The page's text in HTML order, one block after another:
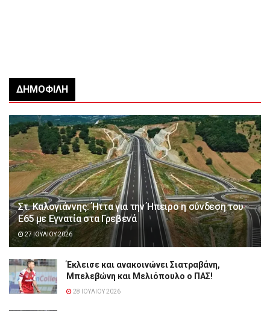
ΔΗΜΟΦΙΛΉ
Στ. Καλογιάννης: Ήττα για την Ήπειρο η σύνδεση του
Ε65 με Εγνατία στα Γρεβενά
27 ΙΟΥΛΊΟΥ 2026
Έκλεισε και ανακοινώνει Σιατραβάνη,
Μπελεβώνη και Μελιόπουλο ο ΠΑΣ!
28 ΙΟΥΛΊΟΥ 2026